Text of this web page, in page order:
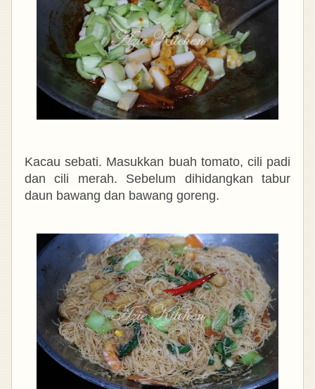
Kacau sebati. Masukkan buah tomato, cili padi
dan cili merah. Sebelum dihidangkan tabur
daun bawang dan bawang goreng.